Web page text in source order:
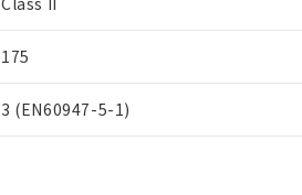
175
3 (EN60947-5-1)